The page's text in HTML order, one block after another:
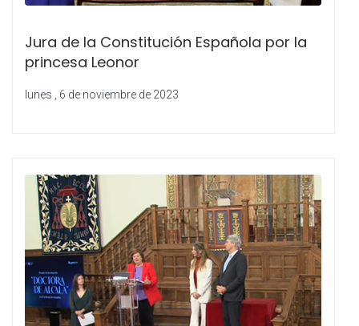
Jura de la Constitución Española por la
princesa Leonor
lunes , 6 de noviembre de 2023